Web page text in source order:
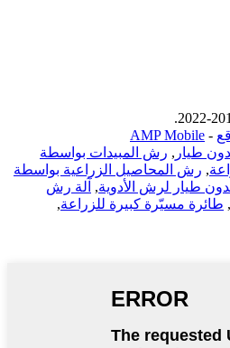
-
AMP Mobile
طيار , رش المبيدات بواسطة
, رش المحاصيل الزراعية بواسطة
طيار لرش الأدوية, آلة رش
, طائرة مسيّرة كبيرة للزراعة,